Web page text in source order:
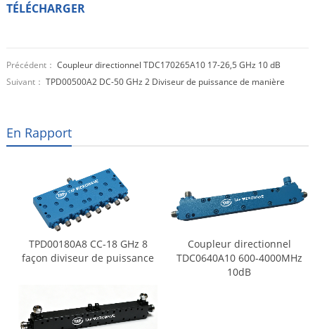
TÉLÉCHARGER
Précédent： Coupleur directionnel TDC170265A10 17-26,5 GHz 10 dB
Suivant： TPD00500A2 DC-50 GHz 2 Diviseur de puissance de manière
En Rapport
TPD00180A8 CC-18 GHz 8
façon diviseur de puissance
Coupleur directionnel
TDC0640A10 600-4000MHz
10dB